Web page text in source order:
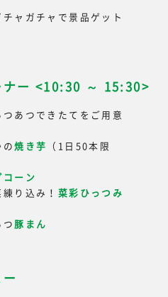
ャガチャで景品ゲット
ナー <10:30 ～ 15:30>
あつできたてをご用意
の焼き芋 （1日50本限
コーン
り込み！ 菜彩ひっつみ
つ豚まん